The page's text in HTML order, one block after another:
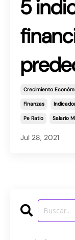
5
Crecimiento
Finanzas
Pe Ratio Salario
Jul 28, 2021